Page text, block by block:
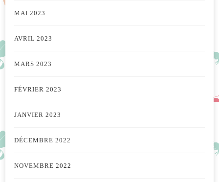
MAI 2023
AVRIL 2023
MARS 2023
FÉVRIER 2023
JANVIER 2023
DÉCEMBRE 2022
NOVEMBRE 2022